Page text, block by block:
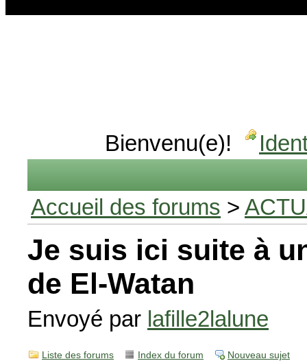
Bienvenu(e)!
Accueil des forums >
Je suis ici suite à
de El-Watan
Envoyé par lafille2lalune
Liste des forums Index du forum Nouveau sujet